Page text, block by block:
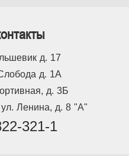
д. 17
д. 1А
д. 3Б
ул. Ленина, д. 8 "А"
321-1